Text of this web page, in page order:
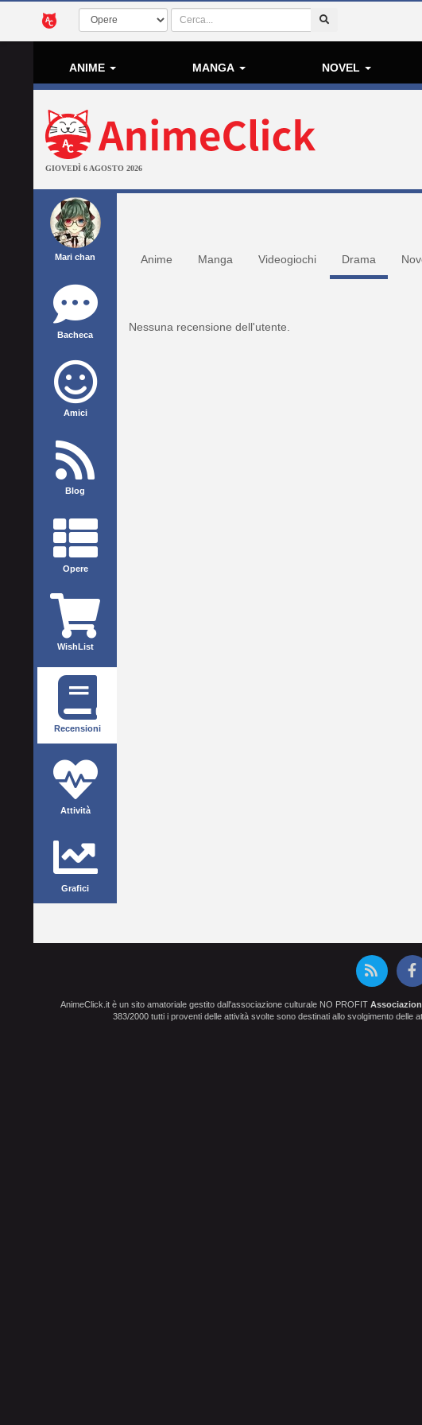
ANIME MANGA NOVEL
GIOVEDÌ 6 AGOSTO 2026
Mari chan
Bacheca
Amici
Blog
Opere
WishList
Recensioni
Attività
Grafici
Anime Manga Videogiochi Drama
Nessuna recensione dell'utente.
AnimeClick.it è un sito amatoriale gestito dall'associazione culturale NO PROFIT
383/2000 tutti i proventi delle attività svolte sono destinati allo svolgimento